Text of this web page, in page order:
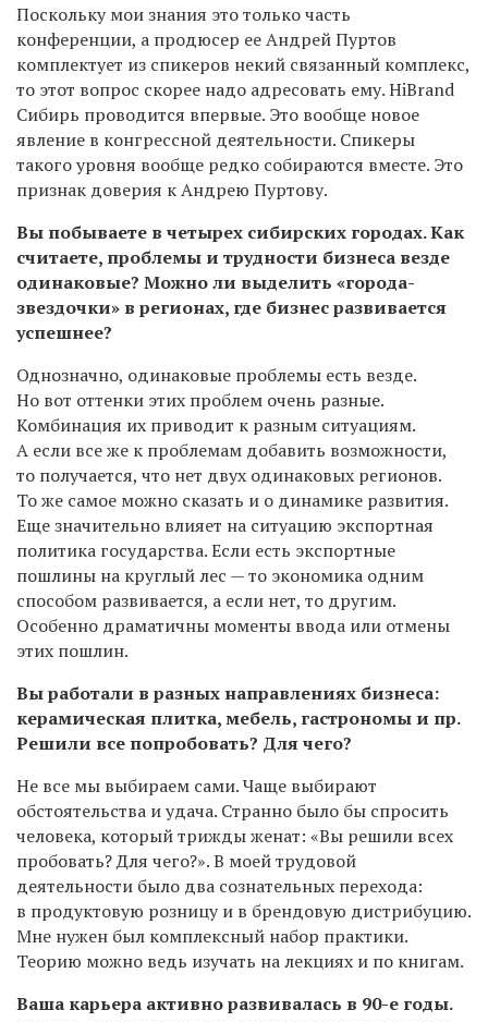
Поскольку мои знания это только часть
конференции, а продюсер ее Андрей Пуртов
комплектует из спикеров некий связанный комплекс,
то этот вопрос скорее надо адресовать ему. HiBrand
Сибирь проводится впервые. Это вообще новое
явление в конгрессной деятельности. Спикеры
такого уровня вообще редко собираются вместе. Это
признак доверия к Андрею Пуртову.
Вы побываете в четырех сибирских городах. Как
считаете, проблемы и трудности бизнеса везде
одинаковые? Можно ли выделить «города-
звездочки» в регионах, где бизнес развивается
успешнее?
Однозначно, одинаковые проблемы есть везде.
Но вот оттенки этих проблем очень разные.
Комбинация их приводит к разным ситуациям.
А если все же к проблемам добавить возможности,
то получается, что нет двух одинаковых регионов.
То же самое можно сказать и о динамике развития.
Еще значительно влияет на ситуацию экспортная
политика государства. Если есть экспортные
пошлины на круглый лес — то экономика одним
способом развивается, а если нет, то другим.
Особенно драматичны моменты ввода или отмены
этих пошлин.
Вы работали в разных направлениях бизнеса:
керамическая плитка, мебель, гастрономы и пр.
Решили все попробовать? Для чего?
Не все мы выбираем сами. Чаще выбирают
обстоятельства и удача. Странно было бы спросить
человека, который трижды женат: «Вы решили всех
пробовать? Для чего?». В моей трудовой
деятельности было два сознательных перехода:
в продуктовую розницу и в брендовую дистрибуцию.
Мне нужен был комплексный набор практики.
Теорию можно ведь изучать на лекциях и по книгам.
Ваша карьера активно развивалась в 90-е годы.